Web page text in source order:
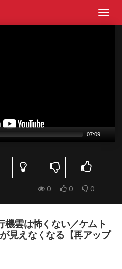
07:09
0 0 0
機雲は怖くない／ケムト
見えなくなる【再アップ